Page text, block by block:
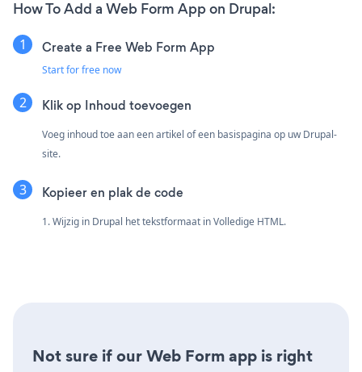
How To Add a Web Form App on Drupal:
Create a Free Web Form App
Start for free now
Klik op Inhoud toevoegen
Voeg inhoud toe aan een artikel of een basispagina op uw Drupal-
site.
Kopieer en plak de code
1. Wijzig in Drupal het tekstformaat in Volledige HTML.
Not sure if our Web Form app is right